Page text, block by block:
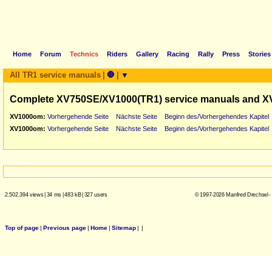
Home Forum Technics Riders Gallery Racing Rally Press Stories
All TR1 service manuals 🛑 ▼
Complete XV750SE/XV1000(TR1) service manuals and
XV1000om: Vorhergehende Seite Nächste Seite
Beginn des/Vorhergehendes Kapitel
XV1000om: Vorhergehende Seite Nächste Seite Beginn des/Vorhergehendes Kapitel
2.502.394 views| 34 ms |483 kB| 327 users © 1997-2026 Manfred Drechsel
Top of page| Previous page| Home| Sitemap| |